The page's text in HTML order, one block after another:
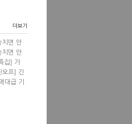
더보기
치면 안
, 염동
치면 안
집] 가
오프] 긴
대급 기